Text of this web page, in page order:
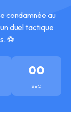
condamnée au
duel tactique
⚽
00
SEC